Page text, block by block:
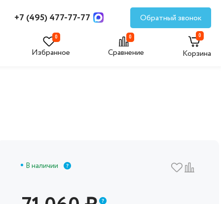
+7 (495) 477-77-77 Обратный звонок
0
Избранное
0
Сравнение
0
Корзина
В наличии